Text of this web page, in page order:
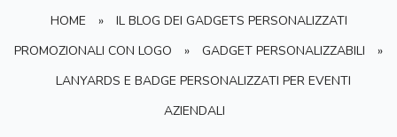
HOME »
IL BLOG DEI GADGETS PERSONALIZZATI
PROMOZIONALI CON LOGO
» GADGET PERSONALIZZABILI
»
LANYARDS E BADGE PERSONALIZZATI PER EVENTI
AZIENDALI